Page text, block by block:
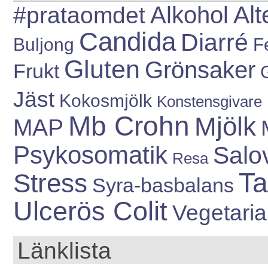
#prataomdetAlkohol
Buljong Candida Diarré
Frukt Gluten Grönsaker
Jäst Kokosmjölk Konstensgivare
MAP Mb Crohn Mjölk
Psykosomatik Resa
Stress Syra-basbalans
Ulcerös Colit
Länklista